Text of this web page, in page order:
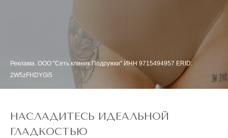
Реклама. ООО "Сеть клиник Подружки" ИНН 9715494957 ERID:
2W5zFHDYGi5
НАСЛАДИТЕСЬ ИДЕАЛЬНОЙ
ГЛАДКОСТЬЮ